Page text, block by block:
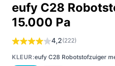
eufy C28
15.000 Pa
4,2(222)
KLEUR:eufy C28 Robotstofzuiger